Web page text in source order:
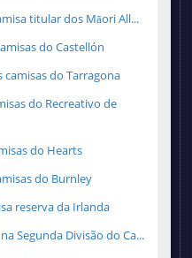
titular dos Māori All...
do Castellón
do Tarragona
do Recreativo de
do Hearts
do Burnley
reserva da Irlanda
Segunda Divisão do Ca...